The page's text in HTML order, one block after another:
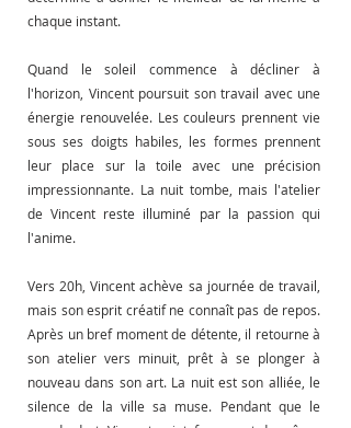
chaque instant.
Quand le soleil commence à décliner à
l'horizon, Vincent poursuit son travail avec une
énergie renouvelée. Les couleurs prennent vie
sous ses doigts habiles, les formes prennent
leur place sur la toile avec une précision
impressionnante. La nuit tombe, mais l'atelier
de Vincent reste illuminé par la passion qui
l'anime.
Vers 20h, Vincent achève sa journée de travail,
mais son esprit créatif ne connaît pas de repos.
Après un bref moment de détente, il retourne à
son atelier vers minuit, prêt à se plonger à
nouveau dans son art. La nuit est son alliée, le
silence de la ville sa muse. Pendant que le